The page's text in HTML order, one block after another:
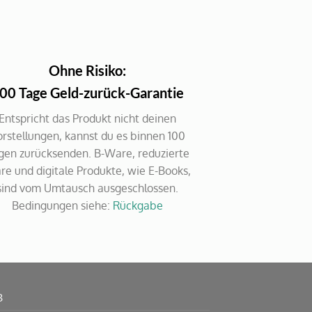
Ohne Risiko:
Tage Geld-zurück-Garantie
Entspricht das Produkt nicht deinen
kannst du es binnen 100
zurücksenden. B-Ware, reduzierte
und digitale Produkte, wie E-Books,
vom Umtausch ausgeschlossen.
Bedingungen siehe: Rückgabe